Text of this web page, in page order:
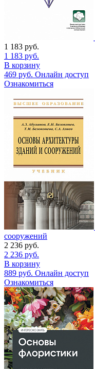
1 183 руб.
1 183 руб.
В корзину
469 руб. Онлайн доступ
Ознакомиться
сооружений
2 236 руб.
2 236 руб.
В корзину
889 руб. Онлайн доступ
Ознакомиться